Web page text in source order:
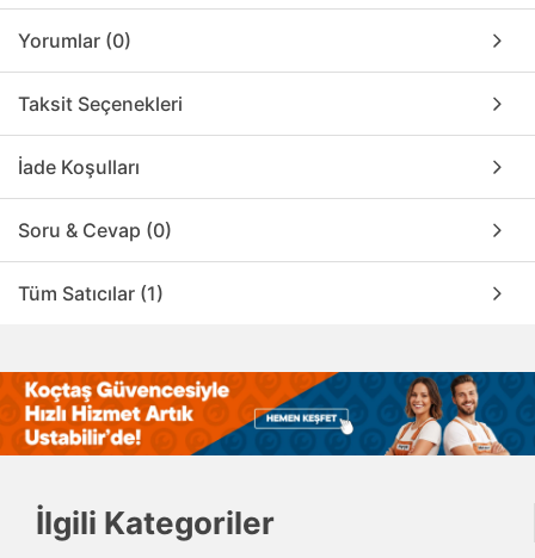
Yorumlar (0)
Taksit Seçenekleri
İade Koşulları
Soru & Cevap (0)
Tüm Satıcılar (1)
İlgili Kategoriler